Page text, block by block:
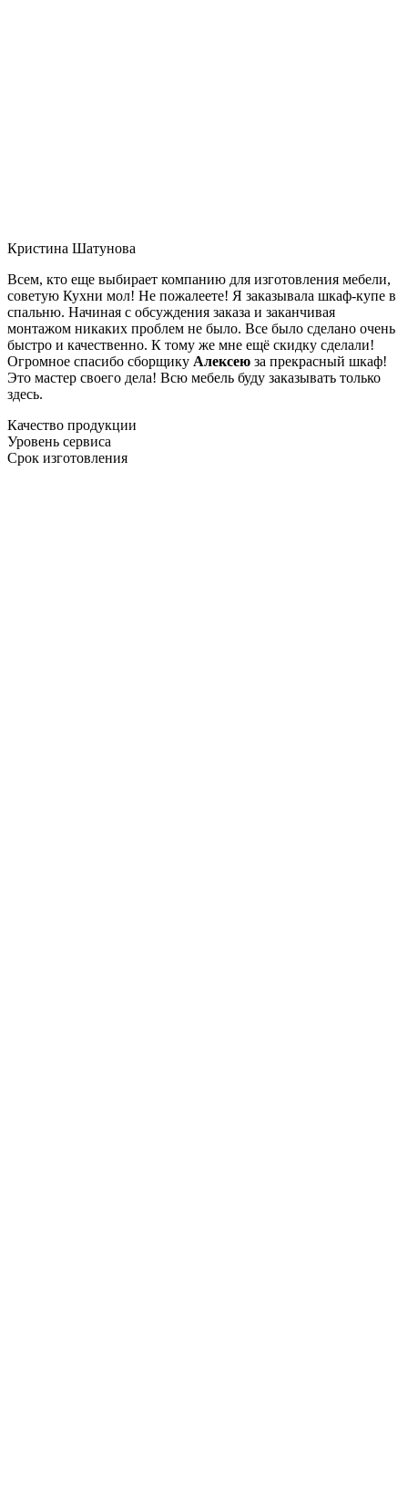
Кристина Шатунова
Всем, кто еще выбирает компанию для изготовления мебели,
советую Кухни мол! Не пожалеете! Я заказывала шкаф-купе в
спальню. Начиная с обсуждения заказа и заканчивая
монтажом никаких проблем не было. Все было сделано очень
быстро и качественно. К тому же мне ещё скидку сделали!
Огромное спасибо сборщику Алексею за прекрасный шкаф!
Это мастер своего дела! Всю мебель буду заказывать только
здесь.
Качество продукции
Уровень сервиса
Срок изготовления